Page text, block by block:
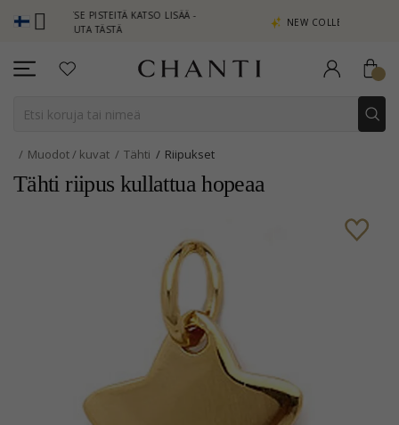
PISTEITÄ KATSO LISÄÄ -
TÄSTÄ
NEW COLLECTION | AURA
Muodot / kuvat Tähti Riipukset
Tähti riipus kullattua hopeaa